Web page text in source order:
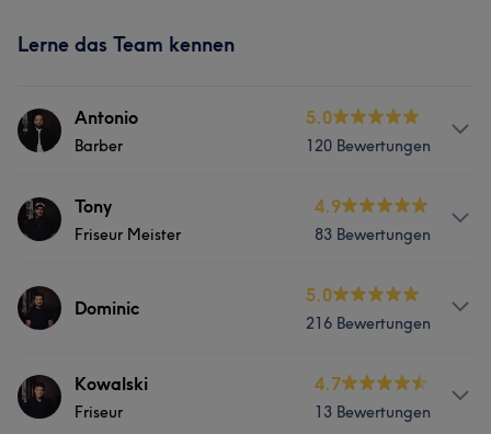
Lerne das Team kennen
Antonio
Barber
5.0
120 Bewertungen
Services
Haarentfernung
Professionell Kompetent 5
Tony
Friseur Meister
4.9
83 Bewertungen
Services
Haarentfernung
Dominic
5.0
216 Bewertungen
ServicesKowalski
Friseur
4.7
13 Bewertungen